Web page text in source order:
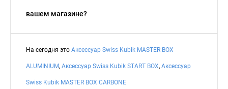
вашем магазине?
На сегодня это Аксессуар Swiss Kubik MASTER BOX
ALUMINIUM, Аксессуар Swiss Kubik START BOX, Аксессуар
Swiss Kubik MASTER BOX CARBONE